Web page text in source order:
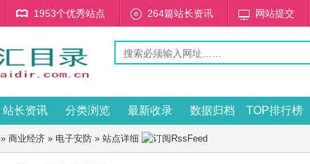
1953个优秀站点 264篇站长资讯 网站提交
站长资讯 分类浏览 最新收录 数据归档 TOP排行榜
» 商业经济 » 电子安防 » 站点详细